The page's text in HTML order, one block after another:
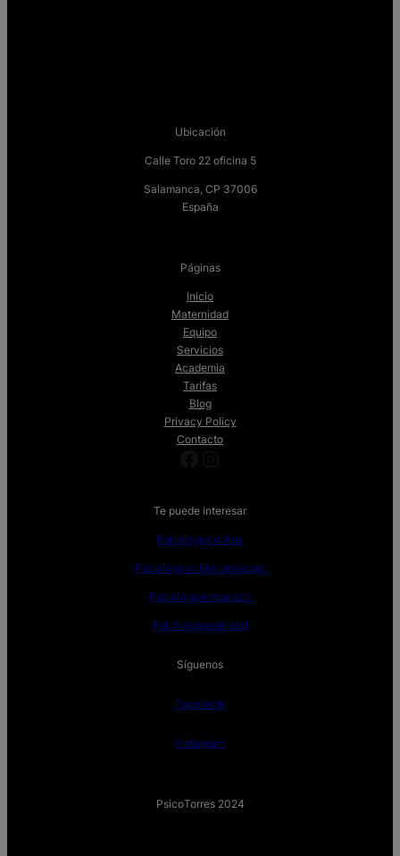
Ubicación
Calle Toro 22 oficina 5
Salamanca, CP 37006
España
Páginas
Inicio
Maternidad
Equipo
Servicios
Academia
Tarifas
Blog
Privacy Policy
Contacto
Te puede interesar
Psicólogos online
Psicólogo online ansiedad
Psicóloga embarazo
Psicóloga perinatal
Síguenos
Facebook
Instagram
PsicoTorres 2024